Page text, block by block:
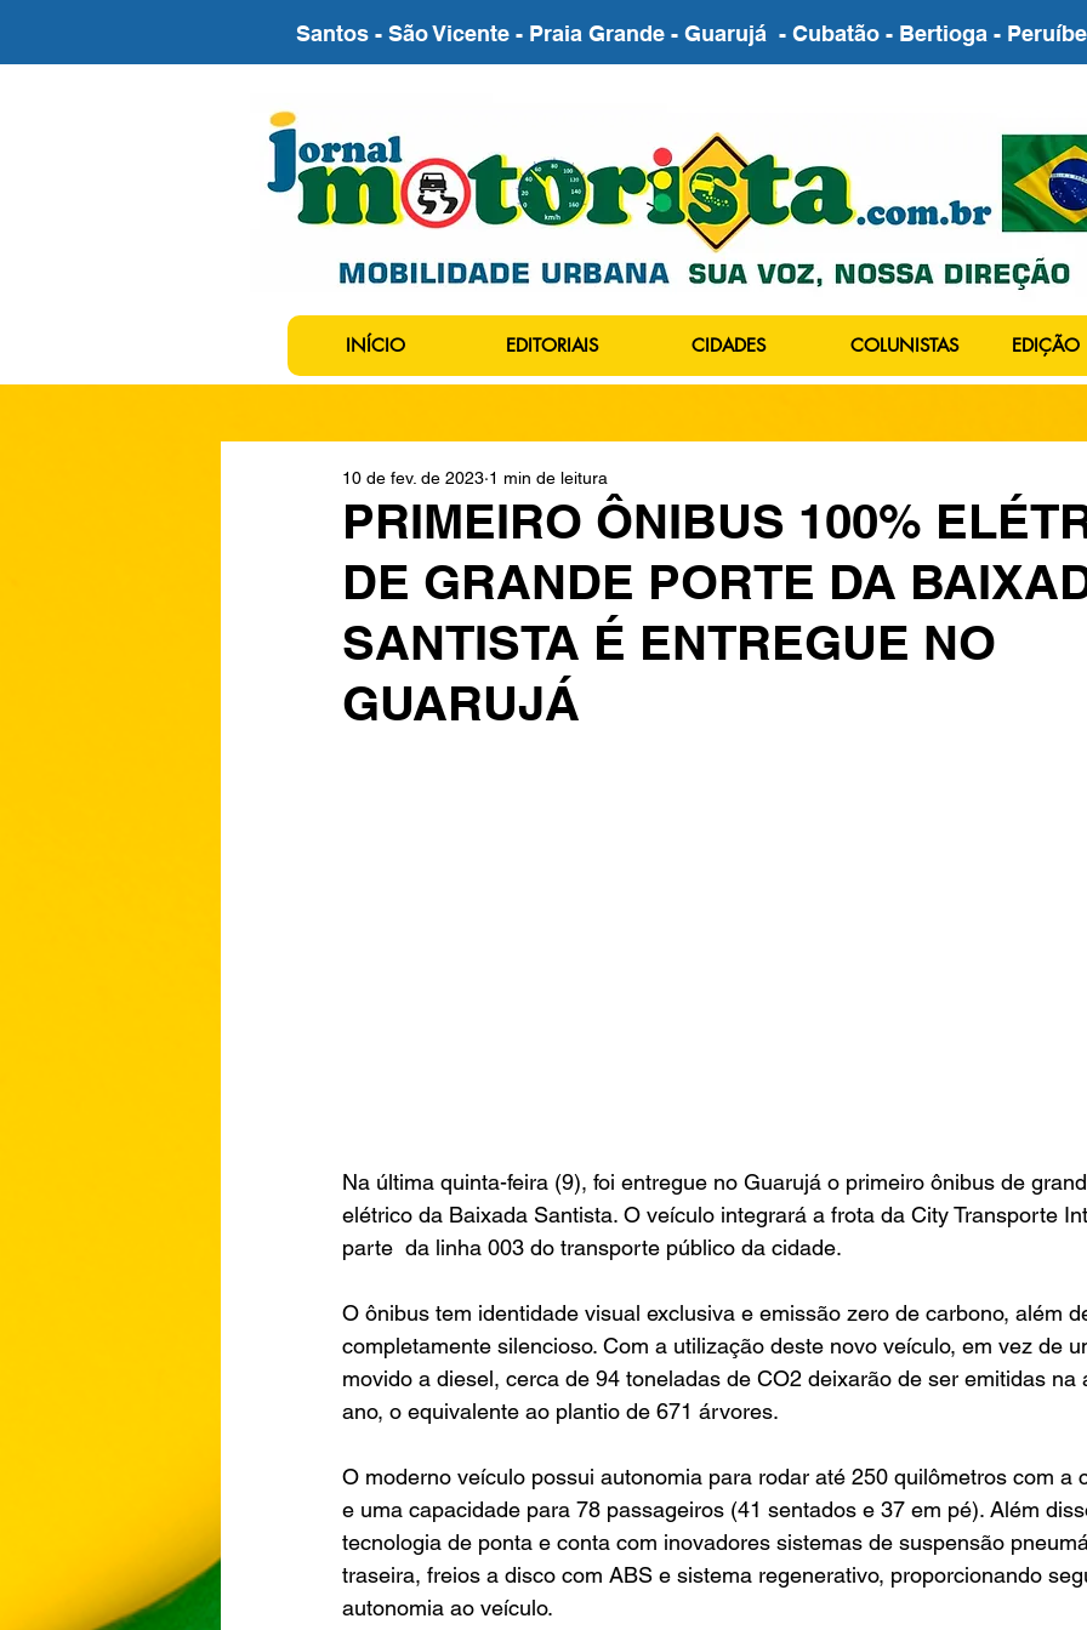
Santos - São Vicente - Praia Grande - Guarujá - Cubatão - Bertioga -
INÍCIO EDITORIAIS CIDADES COLUNISTAS EDIÇÃO
PRIMEIRO ÔNIBUS 100%
DE GRANDE PORTE DA
SANTISTA É ENTREGUE NO
GUARUJÁ
10 de fev. de 2023 1 min de leitura
Na última quinta-feira (9), foi entregue no Guarujá o primeiro ônibus de
elétrico da Baixada Santista. O veículo integrará a frota da City Transporte
parte  da linha 003 do transporte público da cidade.
O ônibus tem identidade visual exclusiva e emissão zero de carbono, além
completamente silencioso. Com a utilização deste novo veículo, em vez de
movido a diesel, cerca de 94 toneladas de CO2 deixarão de ser emitidas
ano, o equivalente ao plantio de 671 árvores.
O moderno veículo possui autonomia para rodar até 250 quilômetros com a
e uma capacidade para 78 passageiros (41 sentados e 37 em pé). Além
tecnologia de ponta e conta com inovadores sistemas de suspensão
traseira, freios a disco com ABS e sistema regenerativo, proporcionando
autonomia ao veículo.